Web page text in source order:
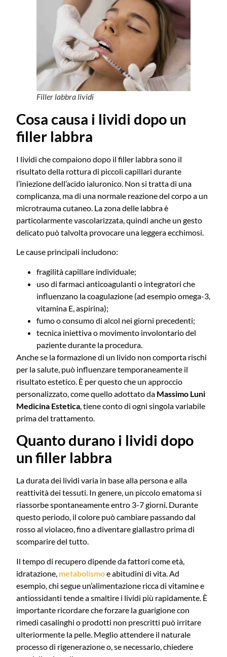
Filler labbra lividi
Cosa causa i lividi dopo un
filler labbra
I lividi che compaiono dopo il filler labbra sono il
risultato della rottura di piccoli capillari durante
l’iniezione dell’acido ialuronico. Non si tratta di una
complicanza, ma di una normale reazione del corpo a un
microtrauma cutaneo. La zona delle labbra è
particolarmente vascolarizzata, quindi anche un gesto
delicato può talvolta provocare una leggera ecchimosi.
Le cause principali includono:
fragilità capillare individuale;
uso di farmaci anticoagulanti o integratori che
influenzano la coagulazione (ad esempio omega-3,
vitamina E, aspirina);
fumo o consumo di alcol nei giorni precedenti;
tecnica iniettiva o movimento involontario del
paziente durante la procedura.
Anche se la formazione di un livido non comporta rischi
per la salute, può influenzare temporaneamente il
risultato estetico. È per questo che un approccio
personalizzato, come quello adottato da Massimo Luni
Medicina Estetica, tiene conto di ogni singola variabile
prima del trattamento.
Quanto durano i lividi dopo
un filler labbra
La durata dei lividi varia in base alla persona e alla
reattività dei tessuti. In genere, un piccolo ematoma si
riassorbe spontaneamente entro 3-7 giorni. Durante
questo periodo, il colore può cambiare passando dal
rosso al violaceo, fino a diventare giallastro prima di
scomparire del tutto.
Il tempo di recupero dipende da fattori come età,
idratazione, metabolismoe abitudini di vita. Ad
esempio, chi segue un’alimentazione ricca di vitamine e
antiossidanti tende a smaltire i lividi più rapidamente. È
importante ricordare che forzare la guarigione con
rimedi casalinghi o prodotti non prescritti può irritare
ulteriormente la pelle. Meglio attendere il naturale
processo di rigenerazione o, se necessario, chiedere